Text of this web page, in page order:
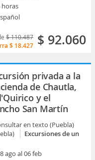
horas
$ 110.487
$ 18.427 $ 92.060
privada a la
de Chautla,
y el
San Martín
en texto (Puebla)
Excursiones de un
ago al 06 feb